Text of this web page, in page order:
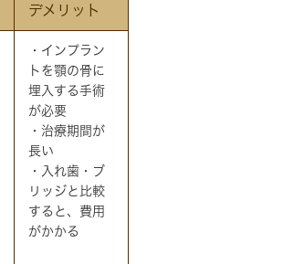
デメリット
・インプラン
トを顎の骨に
埋入する手術
が必要
・治療期間が
長い
・入れ歯・ブ
リッジと比較
すると、費用
がかかる